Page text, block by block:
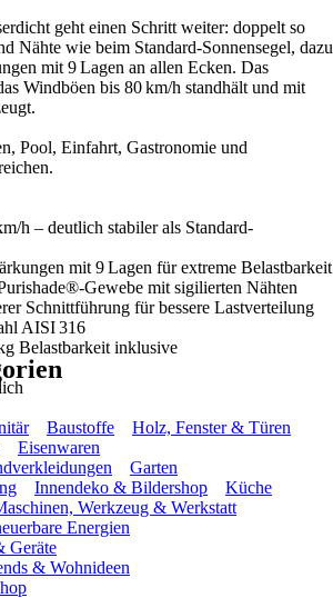
geht einen Schritt weiter: doppelt so
Nähte wie beim Standard-Sonnensegel, dazu
mit 9 Lagen an allen Ecken. Das
Windböen bis 80 km/h standhält und mit
Pool, Einfahrt, Gastronomie und
h – deutlich stabiler als Standard-
mit 9 Lagen für extreme Belastbarkeit
Gewebe mit sigilierten Nähten
Schnittführung für bessere Lastverteilung
AISI 316
Belastbarkeit inklusive
Baustoffe
Holz, Fenster & Türen
Eisenwaren
Garten
Innendeko & Bildershop
Küche
Werkzeug & Werkstatt
Energien
Geräte
& Wohnideen